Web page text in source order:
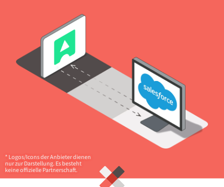
* Logos/Icons der Anbieter dienen
nur zur Darstellung. Es besteht
keine offizielle Partnerschaft.